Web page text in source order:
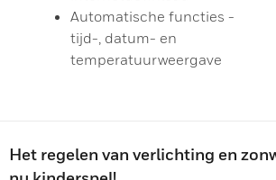
Automatische functies -
tijd-, datum- en
temperatuurweergave
Het regelen van verlichting en